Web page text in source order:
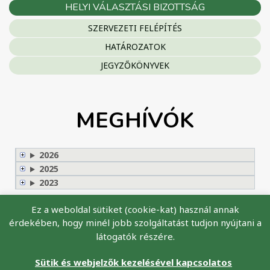
HELYI VÁLASZTÁSI BIZOTTSÁG
SZERVEZETI FELÉPÍTÉS
HATÁROZATOK
JEGYZŐKÖNYVEK
MEGHÍVÓK
2026
2025
2023
Minden jog fenntartva ©
Ez a weboldal sütiket (cookie-kat) használ annak
érdekében, hogy minél jobb szolgáltatást tudjon nyújtani a
látogatók részére.
Sütik és webjelzők kezelésével kapcsolatos